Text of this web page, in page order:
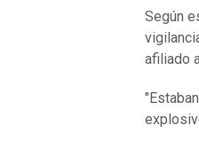
Según
afiliado